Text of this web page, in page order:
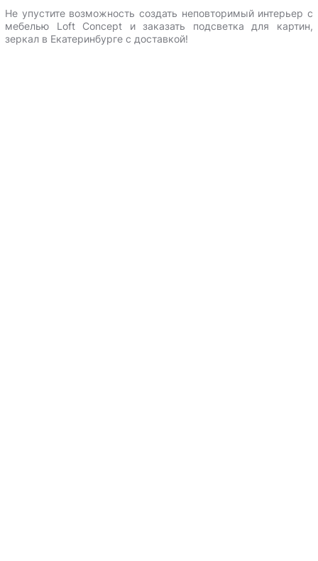
Не упустите возможность создать неповторимый интерьер с
мебелью Loft Concept изаказать подсветка для картин,
зеркал в Екатеринбурге с доставкой!